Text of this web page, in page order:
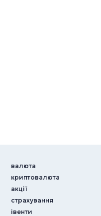
валюта
криптовалюта
акції
страхування
iвенти